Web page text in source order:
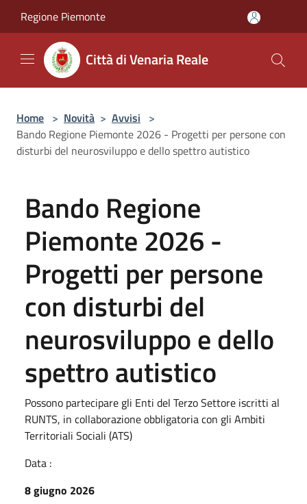
Regione Piemonte
Città di Venaria Reale
Home > Novità > Avvisi >
Bando Regione Piemonte 2026 - Progetti per persone con
disturbi del neurosviluppo e dello spettro autistico
Bando Regione
Piemonte 2026 -
Progetti per persone
con disturbi del
neurosviluppo e dello
spettro autistico
Possono partecipare gli Enti del Terzo Settore iscritti al
RUNTS, in collaborazione obbligatoria con gli Ambiti
Territoriali Sociali (ATS)
Data :
8 giugno 2026